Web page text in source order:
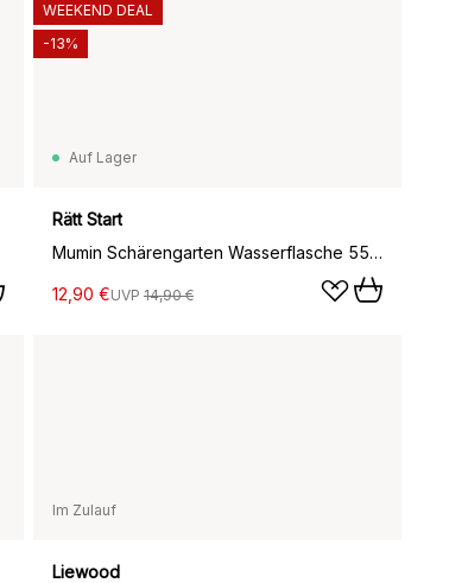
Auf Lager
Rätt Start
Mumin Schärengarten Wasserflasche 55 cl, Blau
12,90 €UVP 14,90 €
WEEKEND DEAL
-13%
Im Zulauf
Liewood